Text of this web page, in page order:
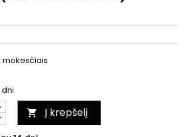
mokesčiais
dni
 Į krepšelį